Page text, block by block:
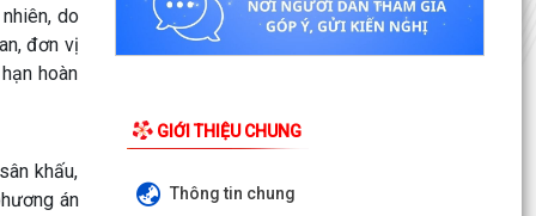
do
đơn vị
hoàn
khấu,
án
GIỚI THIỆU CHUNG
Thông tin chung